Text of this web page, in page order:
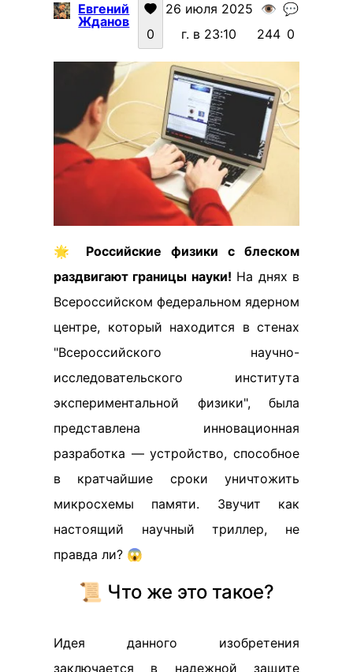
Евгений
Жданов
0
26 июля 2025
г. в 23:10
👁️
244
💬
0
🌟 Российские физики с блеском
раздвигают границы науки! На днях в
Всероссийском федеральном ядерном
центре, который находится в стенах
"Всероссийского научно-
исследовательского института
экспериментальной физики", была
представлена инновационная
разработка — устройство, способное
в кратчайшие сроки уничтожить
микросхемы памяти. Звучит как
настоящий научный триллер, не
правда ли? 😱
📜 Что же это такое?
Идея данного изобретения
заключается в надежной защите